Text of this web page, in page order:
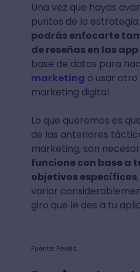
Una vez que hayas
puntos de la
podrás enfocarte
de reseñas en las
base de datos para
marketing o usar
marketing digital.
Lo que queremos es
de las anteriores
marketing, son
funcione con base a
objetivos específicos
variar
giro que le des a tu